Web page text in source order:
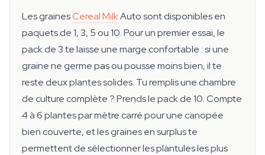
Les grainesCereal MilkAuto sont disponibles en
paquets de 1, 3, 5 ou 10. Pour un premier essai, le
pack de 3 te laisse une marge confortable : si une
graine ne germe pas ou pousse moins bien, il te
reste deux plantes solides. Tu remplis une chambre
de culture complète ? Prends le pack de 10. Compte
4 à 6 plantes par mètre carré pour une canopée
bien couverte, et les graines en surplus te
permettent de sélectionner les plantules les plus